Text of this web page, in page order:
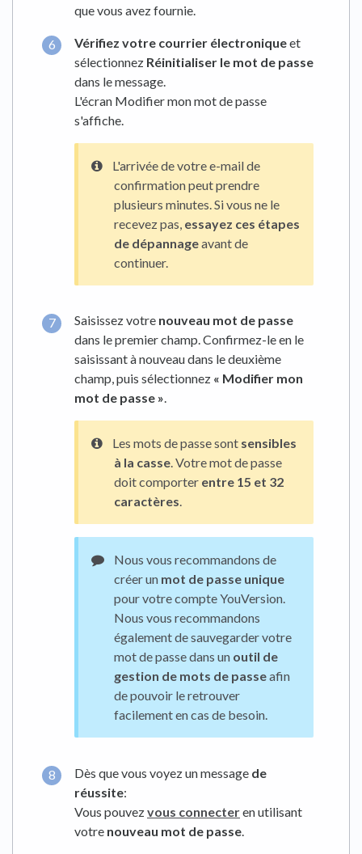
que vous avez fournie.
Vérifiez votre courrier électroniqueet
sélectionnez Réinitialiser le mot de passe
dans le message.
L'écran Modifier mon mot de passe
s'affiche.
L'arrivée de votre e-mail de
confirmation peut prendre
plusieurs minutes. Si vous ne le
recevez pas, essayez ces étapes
de dépannageavant de
continuer.
Saisissez votre nouveau mot de passe
dans le premier champ. Confirmez-le en le
saisissant à nouveau dans le deuxième
champ, puis sélectionnez « Modifier mon
mot de passe ».
Les mots de passe sont sensibles
à la casse. Votre mot de passe
doit comporter entre 15 et 32
caractères.
Nous vous recommandons de
créer un mot de passe unique
pour votre compte YouVersion.
Nous vous recommandons
également de sauvegarder votre
mot de passe dans un outil de
gestion de mots de passeafin
de pouvoir le retrouver
facilement en cas de besoin.
Dès que vous voyez un message de
réussite:
Vous pouvezvous connecteren utilisant
votre nouveau mot de passe.